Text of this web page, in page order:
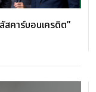
คาร์บอนเครดิต”